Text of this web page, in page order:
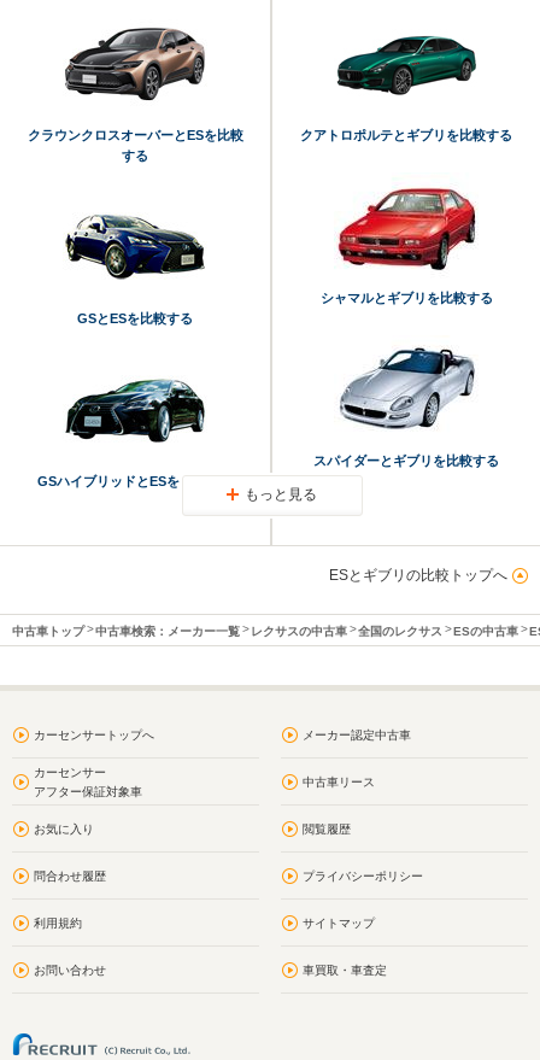
クラウンクロスオーバーとESを比較
する
GSとESを比較する
GSハイブリッドとESを比較する
クアトロポルテとギブリを比較する
シャマルとギブリを比較する
スパイダーとギブリを比較する
もっと見る
ESとギブリの比較トップへ
中古車トップ 中古車検索：メーカー一覧 レクサスの中古車 全国のレクサス ESの中古車
カーセンサートップへ メーカー認定中古車
カーセンサー
アフター保証対象車
中古車リース
お気に入り 閲覧履歴
問合わせ履歴 プライバシーポリシー
利用規約 サイトマップ
お問い合わせ 車買取・車査定